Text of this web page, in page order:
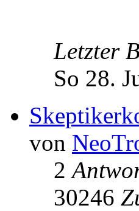
Letzter
So 28.
von
2
30246